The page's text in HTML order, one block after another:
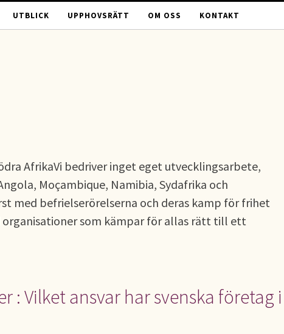
UTBLICK UPPHOVSRÄTT OM OSS KONTAKT
AfrikaVi bedriver inget eget utvecklingsarbete,
Moçambique, Namibia, Sydafrika och
med befrielserörelserna och deras kamp för frihet
som kämpar för allas rätt till ett
: Vilket ansvar har svenska företag i